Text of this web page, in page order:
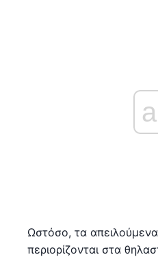
Ωστόσο, τα
περιορίζονται στα